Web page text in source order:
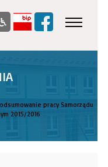
pracy Samorządu
2015/2016